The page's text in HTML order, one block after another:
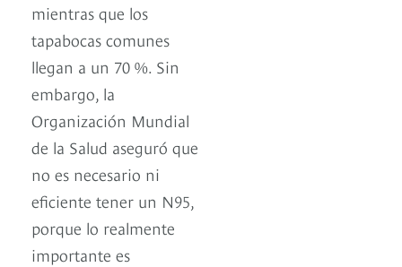
mientras que los
tapabocas comunes
llegan a un 70 %. Sin
embargo, la
Organización Mundial
de la Salud aseguró que
no es necesario ni
eficiente tener un N95,
porque lo realmente
importante es